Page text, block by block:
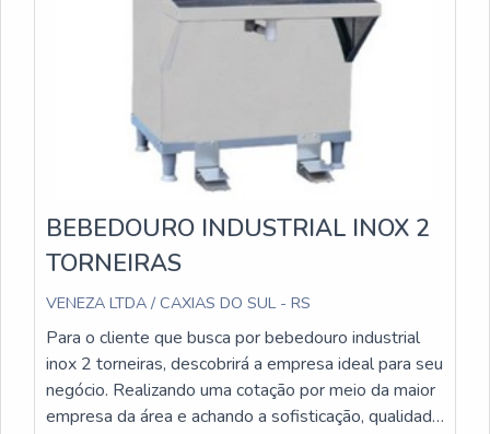
BEBEDOURO INDUSTRIAL INOX 2
TORNEIRAS
VENEZA LTDA / CAXIAS DO SUL - RS
Para o cliente que busca por bebedouro industrial
inox 2 torneiras, descobrirá a empresa ideal para seu
negócio. Realizando uma cotação por meio da maior
empresa da área e achando a sofisticação, qualidade